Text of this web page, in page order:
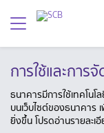
การใช้และการ
ธนาคารมีการใช้เทคโน
บนเว็บไซต์ของธนาคาร
ยิ่งขึ้น โปรดอ่านรายละเ